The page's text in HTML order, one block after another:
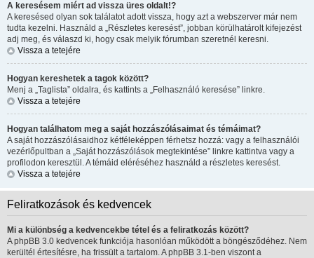
A keresésem miért ad vissza üres oldalt!?
A keresésed olyan sok találatot adott vissza, hogy azt a webszerver már nem
tudta kezelni. Használd a „Részletes keresést”, jobban körülhatárolt kifejezést
adj meg, és válaszd ki, hogy csak melyik fórumban szeretnél keresni.
Vissza a tetejére
Hogyan kereshetek a tagok között?
Menj a „Taglista” oldalra, és kattints a „Felhasználó keresése” linkre.
Vissza a tetejére
Hogyan találhatom meg a saját hozzászólásaimat és témáimat?
A saját hozzászólásaidhoz kétféleképpen férhetsz hozzá: vagy a felhasználói
vezérlőpultban a „Saját hozzászólások megtekintése” linkre kattintva vagy a
profilodon keresztül. A témáid eléréséhez használd a részletes keresést.
Vissza a tetejére
Feliratkozások és kedvencek
Mi a különbség a kedvencekbe tétel és a feliratkozás között?
A phpBB 3.0 kedvencek funkciója hasonlóan működött a böngésződéhez. Nem
kerültél értesítésre, ha frissült a tartalom. A phpBB 3.1-ben viszont a